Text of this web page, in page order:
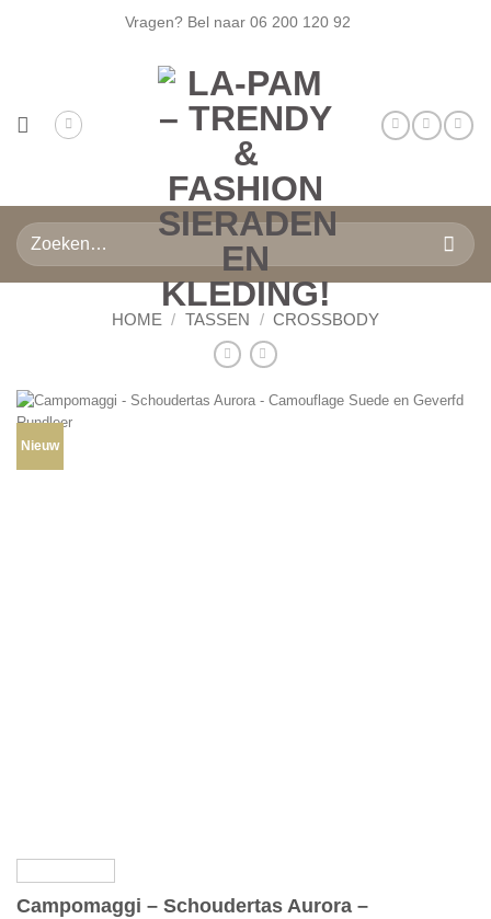
Vragen? Bel naar 06 200 120 92
Zoeken
naar:
HOME / TASSEN / CROSSBODY
Nieuw
Campomaggi – Schoudertas Aurora –